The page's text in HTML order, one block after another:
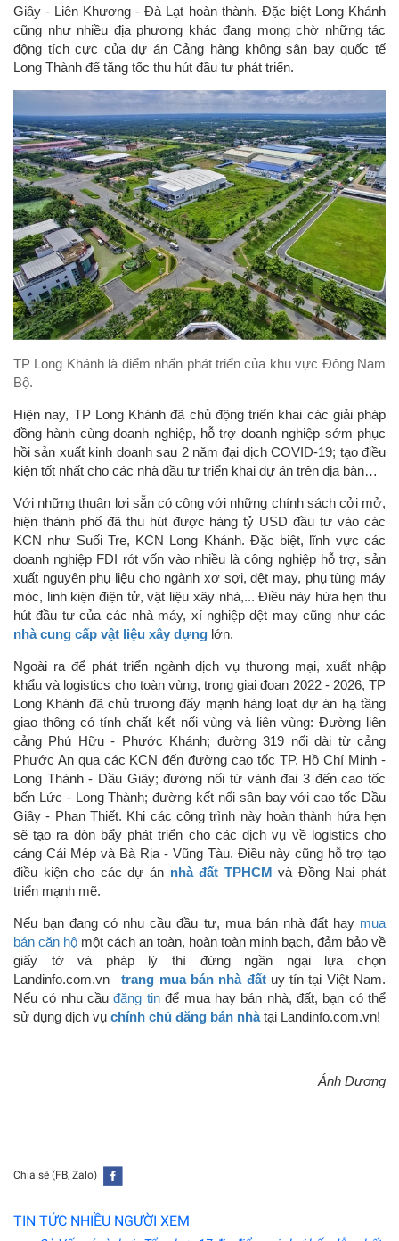
Giây - Liên Khương - Đà Lạt hoàn thành. Đặc biệt Long Khánh
cũng như nhiều địa phương khác đang mong chờ những tác
động tích cực của dự án Cảng hàng không sân bay quốc tế
Long Thành để tăng tốc thu hút đầu tư phát triển.
TP Long Khánh là điểm nhấn phát triển của khu vực Đông Nam
Bộ.
Hiện nay, TP Long Khánh đã chủ động triển khai các giải pháp
đồng hành cùng doanh nghiệp, hỗ trợ doanh nghiệp sớm phục
hồi sản xuất kinh doanh sau 2 năm đại dịch COVID-19; tạo điều
kiện tốt nhất cho các nhà đầu tư triển khai dự án trên địa bàn…
Với những thuận lợi sẵn có cộng với những chính sách cởi mở,
hiện thành phố đã thu hút được hàng tỷ USD đầu tư vào các
KCN như Suối Tre, KCN Long Khánh. Đặc biệt, lĩnh vực các
doanh nghiệp FDI rót vốn vào nhiều là công nghiệp hỗ trợ, sản
xuất nguyên phụ liệu cho ngành xơ sợi, dệt may, phụ tùng máy
móc, linh kiện điện tử, vật liệu xây nhà,... Điều này hứa hẹn thu
hút đầu tư của các nhà máy, xí nghiệp dệt may cũng như các
nhà cung cấp vật liệu xây dựng lớn.
Ngoài ra để phát triển ngành dịch vụ thương mại, xuất nhập
khẩu và logistics cho toàn vùng, trong giai đoạn 2022 - 2026, TP
Long Khánh đã chủ trương đẩy mạnh hàng loạt dự án hạ tầng
giao thông có tính chất kết nối vùng và liên vùng: Đường liên
cảng Phú Hữu - Phước Khánh; đường 319 nối dài từ cảng
Phước An qua các KCN đến đường cao tốc TP. Hồ Chí Minh -
Long Thành - Dầu Giây; đường nối từ vành đai 3 đến cao tốc
bến Lức - Long Thành; đường kết nối sân bay với cao tốc Dầu
Giây - Phan Thiết. Khi các công trình này hoàn thành hứa hẹn
sẽ tạo ra đòn bẩy phát triển cho các dịch vụ về logistics cho
cảng Cái Mép và Bà Rịa - Vũng Tàu. Điều này cũng hỗ trợ tạo
điều kiện cho các dự án nhà đất TPHCM và Đồng Nai phát
triển mạnh mẽ.
Nếu bạn đang có nhu cầu đầu tư, mua bán nhà đất hay mua
bán căn hộ một cách an toàn, hoàn toàn minh bạch, đảm bảo về
giấy tờ và pháp lý thì đừng ngần ngại lựa chọn
Landinfo.com.vn–trang mua bán nhà đấtuy tín tại Việt Nam.
Nếu có nhu cầuđăng tinđể mua hay bán nhà, đất, bạn có thể
sử dụng dịch vụ chính chủ đăng bán nhàtại Landinfo.com.vn!
Ánh Dương
Chia sẽ (FB, Zalo)
TIN TỨC NHIỀU NGƯỜI XEM